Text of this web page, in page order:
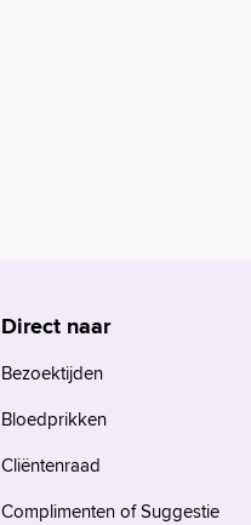
Direct naar
Bezoektijden
Bloedprikken
Cliëntenraad
Complimenten of Suggestie